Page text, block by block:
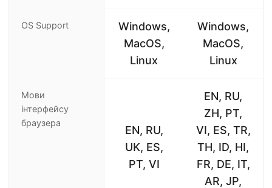
OS Support
Windows,
MacOS,
Linux
Windows,
MacOS,
Linux
Мови
інтерфейсу
браузера
EN, RU,
UK, ES,
PT, VI
EN, RU,
ZH, PT,
VI, ES, TR,
TH, ID, HI,
FR, DE, IT,
AR, JP,